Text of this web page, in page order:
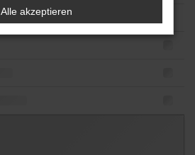
Alle akzeptieren